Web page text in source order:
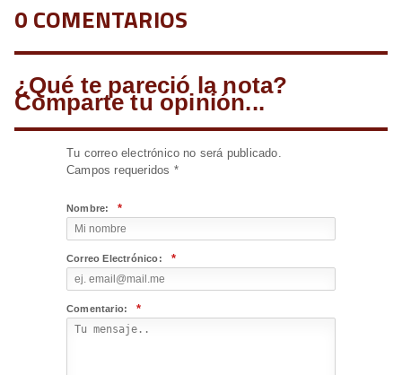
0 COMENTARIOS
¿Qué te pareció la nota?
Comparte tu opinión...
Tu correo electrónico no será publicado.
Campos requeridos *
Nombre: *
Correo Electrónico: *
Comentario: *